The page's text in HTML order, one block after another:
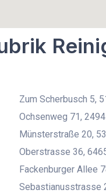
Zum Scherbusch 5,
Ochsenweg 71,
Münsterstraße 20,
Oberstrasse 36,
Fackenburger Allee
Sebastianusstrasse